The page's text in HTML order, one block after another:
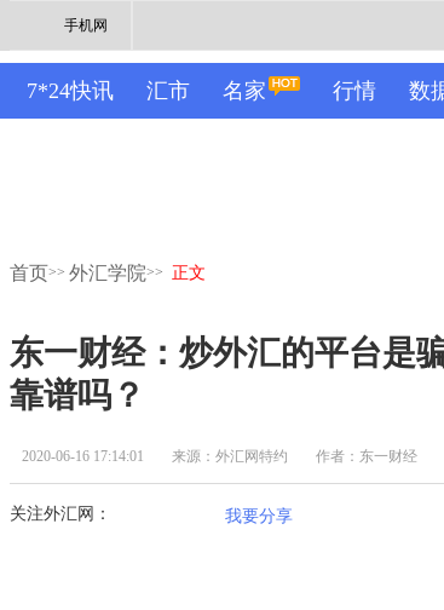
手机网
7*24快讯 汇市 名家 行情 数
首页>> 外汇学院>> 正文
东一财经：炒外汇的平台是
靠谱吗？
2020-06-16 17:14:01 来源：外汇网特约 作者：东一财经
关注外汇网： 我要分享